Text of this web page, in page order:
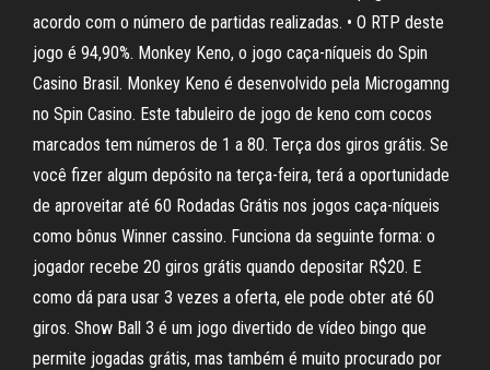
acordo com o número de partidas realizadas. • O RTP deste
jogo é 94,90%. Monkey Keno, o jogo caça-níqueis do Spin
Casino Brasil. Monkey Keno é desenvolvido pela Microgamng
no Spin Casino. Este tabuleiro de jogo de keno com cocos
marcados tem números de 1 a 80. Terça dos giros grátis. Se
você fizer algum depósito na terça-feira, terá a oportunidade
de aproveitar até 60 Rodadas Grátis nos jogos caça-níqueis
como bônus Winner cassino. Funciona da seguinte forma: o
jogador recebe 20 giros grátis quando depositar R$20. E
como dá para usar 3 vezes a oferta, ele pode obter até 60
giros. Show Ball 3 é um jogo divertido de vídeo bingo que
permite jogadas grátis, mas também é muito procurado por